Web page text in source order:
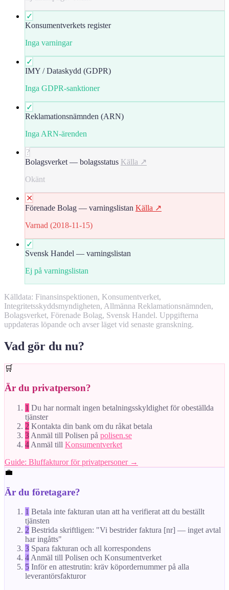
✓
Konsumentverkets register
Inga varningar
✓
IMY / Dataskydd (GDPR)
Inga GDPR-sanktioner
✓
Reklamationsnämnden (ARN)
Inga ARN-ärenden
?
Bolagsverket — bolagsstatus Källa ↗
Okänt
✕
Förenade Bolag — varningslistan Källa ↗
Varnad (2018-11-15)
✓
Svensk Handel — varningslistan
Ej på varningslistan
Källdata: Finansinspektionen, Konsumentverket,
Integritetsskyddsmyndigheten, Allmänna Reklamationsnämnden,
Bolagsverket, Förenade Bolag, Svensk Handel. Uppgifterna
uppdateras löpande och avser läget vid senaste granskning.
Vad gör du nu?
🛒
Är du privatperson?
1 Du har normalt ingen betalningsskyldighet för obeställda
tjänster
2 Kontakta din bank om du råkat betala
3 Anmäl till Polisen på polisen.se
4 Anmäl till Konsumentverket
Guide: Bluffakturor för privatpersoner →
💼
Är du företagare?
1 Betala inte fakturan utan att ha verifierat att du beställt
tjänsten
2 Bestrida skriftligen: "Vi bestrider faktura [nr] — inget avtal
har ingåtts"
3 Spara fakturan och all korrespondens
4 Anmäl till Polisen och Konsumentverket
5 Inför en attestrutin: kräv köpordernummer på alla
leverantörsfakturor